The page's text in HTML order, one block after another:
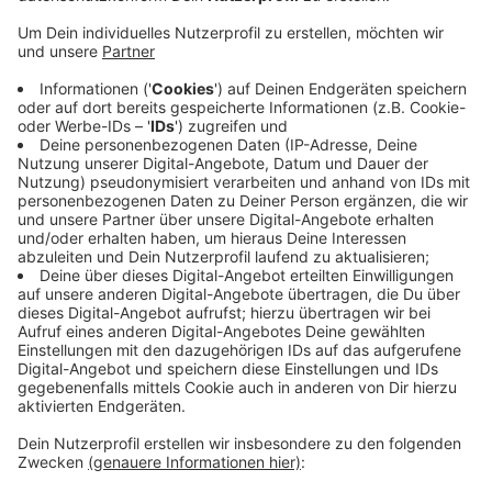
Anzeige
Dachstuhlbrand in Leverkusener City
Anzeige
Die Einsatzkräfte sind gegen 0:00 eingetroffen, es
handelt sich nach ersten Erkenntnissen um einen
Dachstuhlbrand. Autofahrer auf der anderen Seite der
Luminaden sollen das Gebiet möglichst umfahren.
Weitere Infos findet ihr in Kürze hier.
Anzeige